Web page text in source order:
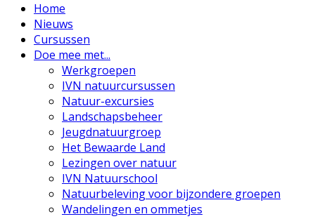
Home
Nieuws
Cursussen
Doe mee met...
Werkgroepen
IVN natuurcursussen
Natuur-excursies
Landschapsbeheer
Jeugdnatuurgroep
Het Bewaarde Land
Lezingen over natuur
IVN Natuurschool
Natuurbeleving voor bijzondere groepen
Wandelingen en ommetjes